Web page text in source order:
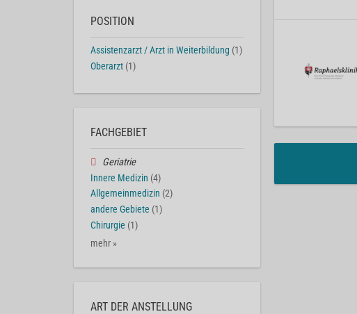
POSITION
Assistenzarzt / Arzt in Weiterbildung (1)
Oberarzt (1)
FACHGEBIET
Geriatrie
Innere Medizin (4)
Allgemeinmedizin (2)
andere Gebiete (1)
Chirurgie (1)
mehr »
ART DER ANSTELLUNG